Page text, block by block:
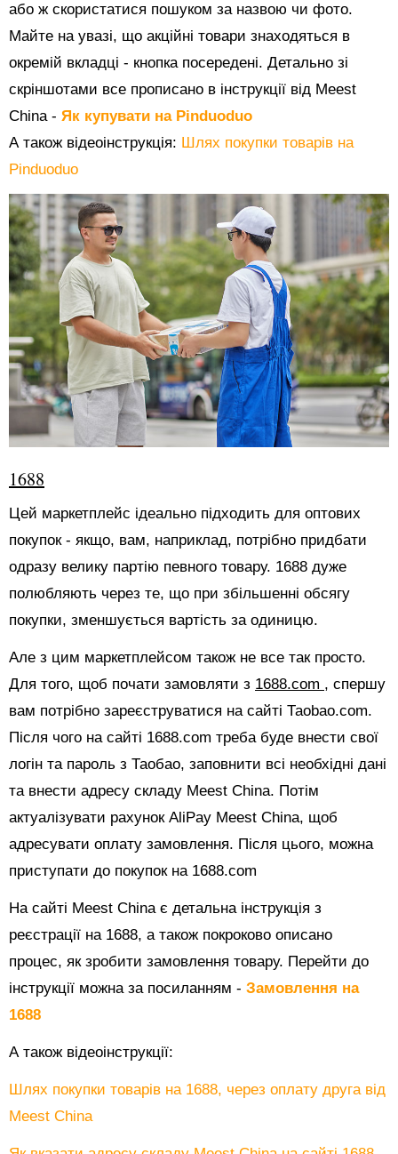
або ж скористатися пошуком за назвою чи фото.
Майте на увазі, що акційні товари знаходяться в
окремій вкладці - кнопка посередені. Детально зі
скріншотами все прописано в інструкції від Meest
China - Як купувати на Pinduoduo
А також відеоінструкція: Шлях покупки товарів на
Pinduoduo
1688
Цей маркетплейс ідеально підходить для оптових
покупок - якщо, вам, наприклад, потрібно придбати
одразу велику партію певного товару. 1688 дуже
полюбляють через те, що при збільшенні обсягу
покупки, зменшується вартість за одиницю.
Але з цим маркетплейсом також не все так просто.
Для того, щоб почати замовляти з 1688.com , спершу
вам потрібно зареєструватися на сайті Таоbао.com.
Після чого на сайті 1688.com треба буде внести свої
логін та пароль з Таобао, заповнити всі необхідні дані
та внести адресу складу Meest China. Потім
актуалізувати рахунок AliPay Meest China, щоб
адресувати оплату замовлення. Після цього, можна
приступати до покупок на 1688.com
На сайті Meest China є детальна інструкція з
реєстрації на 1688, а також покроково описано
процес, як зробити замовлення товару. Перейти до
інструкції можна за посиланням - Замовлення на
1688
А також відеоінструкції:
Шлях покупки товарів на 1688, через оплату друга від
Meest China